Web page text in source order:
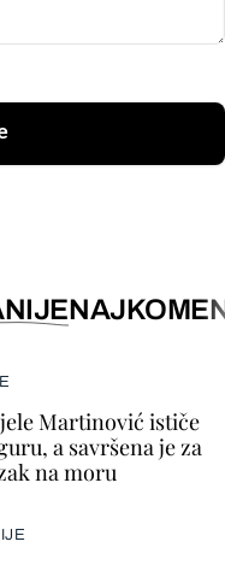
Martinović ističe
a savršena je za
na moru